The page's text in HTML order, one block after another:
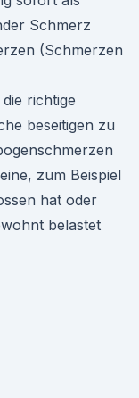
Schmerz
(Schmerzen
richtige
beseitigen zu
zum Beispiel
hat oder
belastet